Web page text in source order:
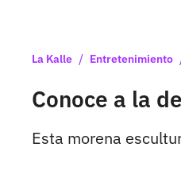
La Kalle / Entretenimiento
Conoce a la
Esta morena